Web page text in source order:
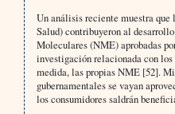
Un análisis reciente muestra
Salud) contribuyeron al
Moleculares (NME) aprobadas
investigación relacionada con
medida, las propias NME [52].
gubernamentales se vayan
los consumidores saldrán